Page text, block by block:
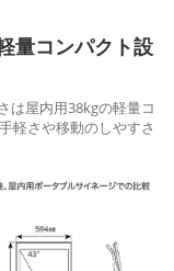
量コンパクト設
は屋内用38kgの軽量コ
軽さや移動のしやすさ